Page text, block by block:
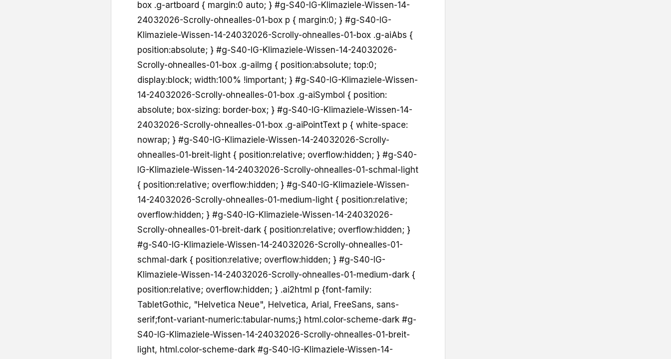
box .g-artboard { margin:0 auto; } #g-S40-IG-Klimaziele-Wissen-14-
24032026-Scrolly-ohnealles-01-box p { margin:0; } #g-S40-IG-
Klimaziele-Wissen-14-24032026-Scrolly-ohnealles-01-box .g-aiAbs {
position:absolute; } #g-S40-IG-Klimaziele-Wissen-14-24032026-
Scrolly-ohnealles-01-box .g-aiImg { position:absolute; top:0;
display:block; width:100% !important; } #g-S40-IG-Klimaziele-Wissen-
14-24032026-Scrolly-ohnealles-01-box .g-aiSymbol { position:
absolute; box-sizing: border-box; } #g-S40-IG-Klimaziele-Wissen-14-
24032026-Scrolly-ohnealles-01-box .g-aiPointText p { white-space:
nowrap; } #g-S40-IG-Klimaziele-Wissen-14-24032026-Scrolly-
ohnealles-01-breit-light { position:relative; overflow:hidden; } #g-S40-
IG-Klimaziele-Wissen-14-24032026-Scrolly-ohnealles-01-schmal-light
{ position:relative; overflow:hidden; } #g-S40-IG-Klimaziele-Wissen-
14-24032026-Scrolly-ohnealles-01-medium-light { position:relative;
overflow:hidden; } #g-S40-IG-Klimaziele-Wissen-14-24032026-
Scrolly-ohnealles-01-breit-dark { position:relative; overflow:hidden; }
#g-S40-IG-Klimaziele-Wissen-14-24032026-Scrolly-ohnealles-01-
schmal-dark { position:relative; overflow:hidden; } #g-S40-IG-
Klimaziele-Wissen-14-24032026-Scrolly-ohnealles-01-medium-dark {
position:relative; overflow:hidden; } .ai2html p {font-family:
TabletGothic, "Helvetica Neue", Helvetica, Arial, FreeSans, sans-
serif;font-variant-numeric:tabular-nums;} html.color-scheme-dark #g-
S40-IG-Klimaziele-Wissen-14-24032026-Scrolly-ohnealles-01-breit-
light, html.color-scheme-dark #g-S40-IG-Klimaziele-Wissen-14-